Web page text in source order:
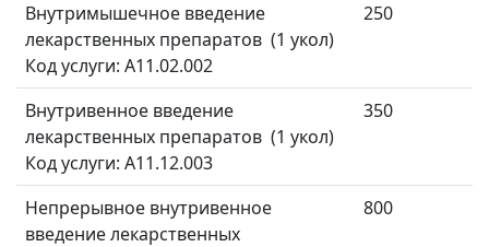
Внутримышечное введение
лекарственных препаратов (1 укол)
Код услуги: A11.02.002
250
Внутривенное введение
лекарственных препаратов (1 укол)
Код услуги: A11.12.003
350
Непрерывное внутривенное
введение лекарственных
800